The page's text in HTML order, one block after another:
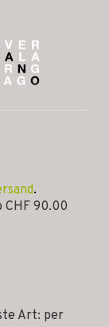
.
CHF 90.00
Art: per